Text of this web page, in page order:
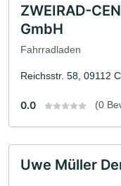
ZWEIRAD-
GmbH
Fahrradladen
Reichsstr. 58, 09112
0.0 (0
Uwe Müller